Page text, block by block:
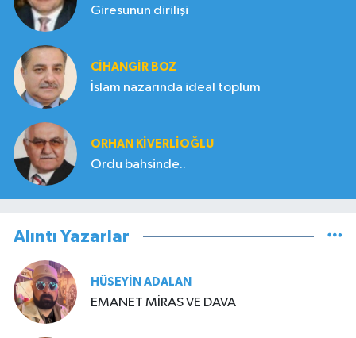
Giresunun dirilişi
CIHANGIR BOZ
İslam nazarında ideal toplum
ORHAN KIVERLIOĞLU
Ordu bahsinde..
Alıntı Yazarlar
HÜSEYIN ADALAN
EMANET MİRAS VE DAVA